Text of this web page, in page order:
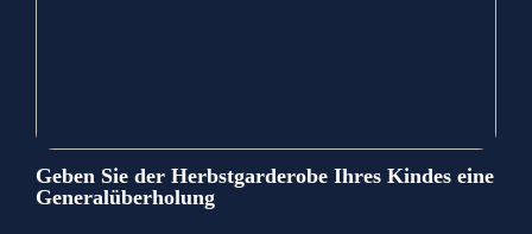
Geben Sie der Herbstgarderobe Ihres Kindes eine
Generalüberholung